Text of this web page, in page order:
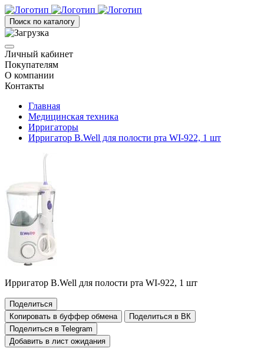
Поиск по каталогу
Личный кабинет
Покупателям
О компании
Контакты
Главная
Медицинская техника
Ирригаторы
Ирригатор B.Well для полости рта WI-922, 1 шт
Ирригатор B.Well для полости рта WI-922, 1 шт
Поделиться
Копировать в буффер обмена
Поделиться в ВК
Поделиться в Telegram
Добавить в лист ожидания